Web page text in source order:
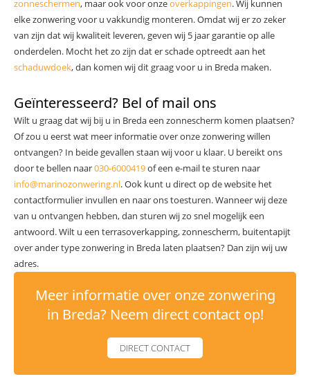
zonneschermen, maar ook voor onzeoverkappingen. Wij kunnen
elke zonwering voor u vakkundig monteren. Omdat wij er zo zeker
van zijn dat wij kwaliteit leveren, geven wij 5 jaar garantie op alle
onderdelen. Mocht het zo zijn dat er schade optreedt aan het
schaduwdoek, dan komen wij dit graag voor u in Breda maken.
Geïnteresseerd? Bel of mail ons
Wilt u graag dat wij bij u in Breda een zonnescherm komen plaatsen?
Of zou u eerst wat meer informatie over onze zonwering willen
ontvangen? In beide gevallen staan wij voor u klaar. U bereikt ons
door te bellen naar030-6000419of een e-mail te sturen naar
info@marinozonwering.nl. Ook kunt u direct op de website het
contactformulier invullen en naar ons toesturen. Wanneer wij deze
van u ontvangen hebben, dan sturen wij zo snel mogelijk een
antwoord. Wilt u een terrasoverkapping, zonnescherm, buitentapijt
over ander type zonwering in Breda laten plaatsen? Dan zijn wij uw
adres.
Meer informatie over onze zonwering
in Breda? Neem direct contact op!
DIRECT CONTACT